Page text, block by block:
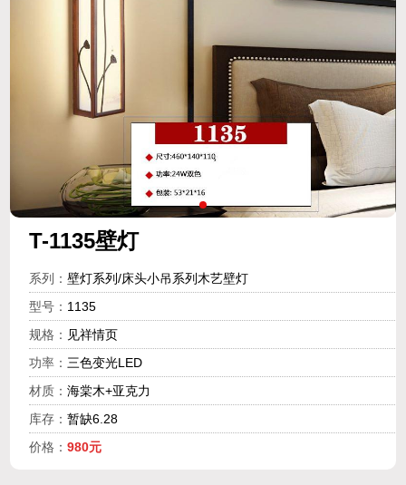
T-1135壁灯
系列： 壁灯系列/床头小吊系列木艺壁灯
型号： 1135
规格： 见祥情页
功率： 三色变光LED
材质： 海棠木+亚克力
库存： 暂缺6.28
价格： 980元